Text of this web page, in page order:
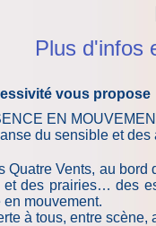
Plus d'infos
vous propose
EN
du sensible et
Vents, au
des prairies… des
mouvement.
à tous, entre